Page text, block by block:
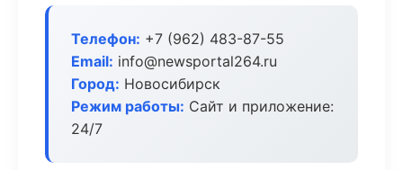
Телефон: +7 (962) 483-87-55
Email: info@newsportal264.ru
Город: Новосибирск
Режим работы: Сайт и приложение:
24/7